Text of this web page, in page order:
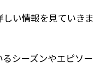
い情報を見ていきま
シーズンやエピソー